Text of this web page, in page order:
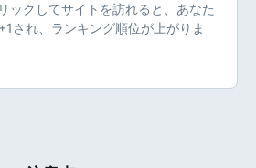
ックしてサイトを訪れると、あなた
され、ランキング順位が上がりま